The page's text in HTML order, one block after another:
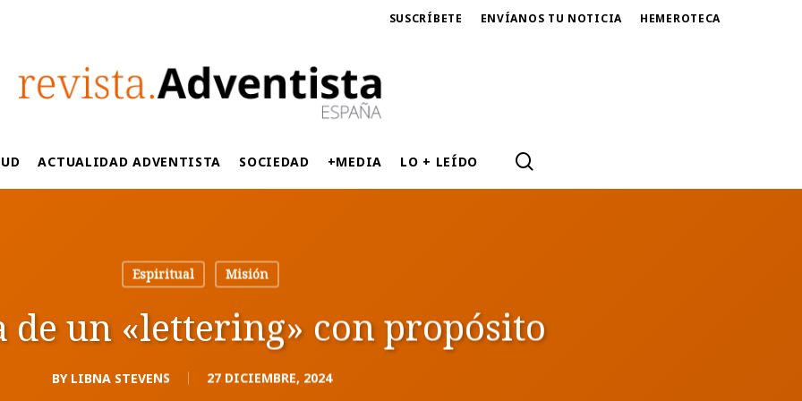
SUSCRÍBETE ENVÍANOS TU NOTICIA HEMEROTECA
ACTUALIDAD ADVENTISTA SOCIEDAD +MEDIA LO + LEÍDO
Espiritual Misión
de un «lettering» con propósito
BY LIBNA STEVENS 27 DICIEMBRE, 2024